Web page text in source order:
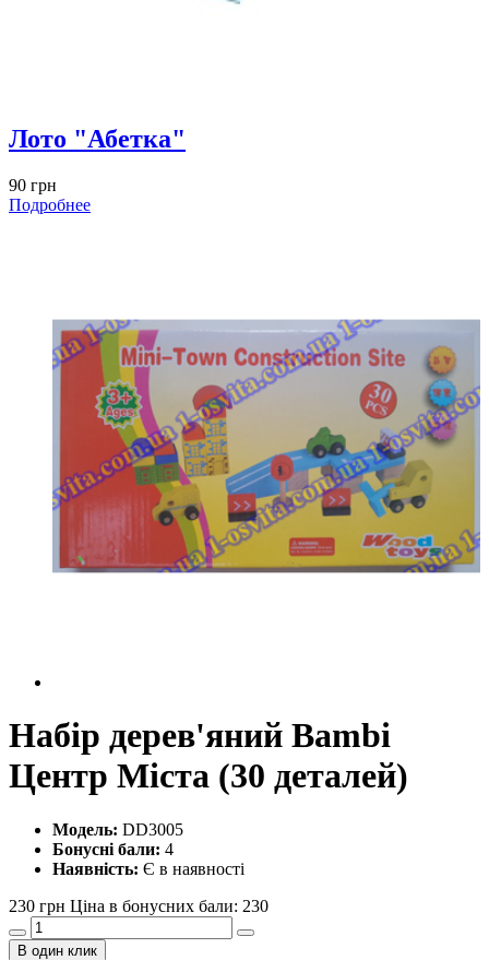
Лото "Абетка"
90 грн
Подробнее
Набір дерев'яний Bambi
Центр Міста (30 деталей)
Модель: DD3005
Бонусні бали: 4
Наявність: Є в наявності
230 грн Ціна в бонусних бали: 230
В один клик